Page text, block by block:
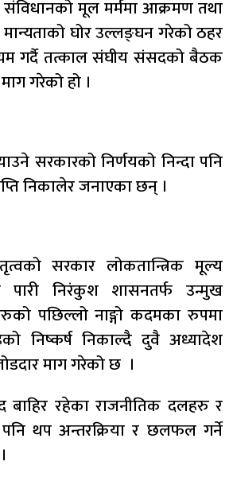
मूल मर्ममा आक्रमण तथा
घोर उल्लङ्घन गरेको ठहर
गर्दै तत्काल संघीय संसदको बैठक
गरेको हो ।
सरकारको निर्णयको निन्दा पनि
निकालेर जनाएका छन् ।
सरकार लोकतान्त्रिक मूल्य
पारी निरंकुश शासनतर्फ उन्मुख
पछिल्लो नाङ्गो कदमका रुपमा
निष्कर्ष निकाल्दै दुवै अध्यादेश
माग गरेको छ ।
रहेका राजनीतिक दलहरु र
थप अन्तरक्रिया र छलफल गर्ने